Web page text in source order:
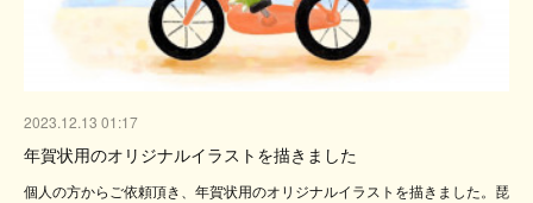
2023.12.13 01:17
年賀状用のオリジナルイラストを描きました
個人の方からご依頼頂き、年賀状用のオリジナルイラストを描きました。琵